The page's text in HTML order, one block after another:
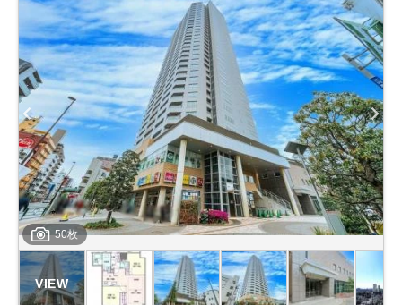
50枚